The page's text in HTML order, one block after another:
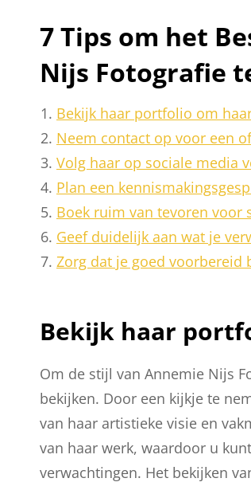
7 Tips om het
Nijs Fotografie
Bekijk haar portfolio om
Neem contact op voor een
Volg haar op sociale media
Plan een
Boek ruim van tevoren voor
Geef duidelijk aan wat je
Zorg dat je goed voorbereid
Bekijk haar
Om de stijl van Annemie Nijs
bekijken. Door een kijkje te
van haar artistieke visie en
van haar werk, waardoor u
verwachtingen. Het bekijken